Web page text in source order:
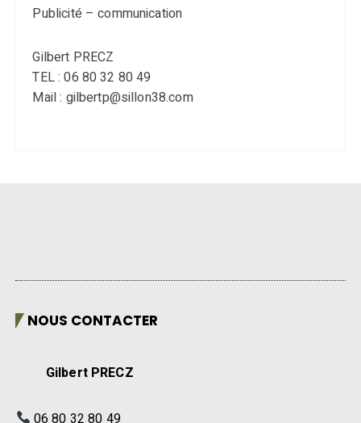
Publicité – communication
Gilbert PRECZ
TEL : 06 80 32 80 49
Mail : gilbertp@sillon38.com
NOUS CONTACTER
Gilbert PRECZ
06 80 32 80 49